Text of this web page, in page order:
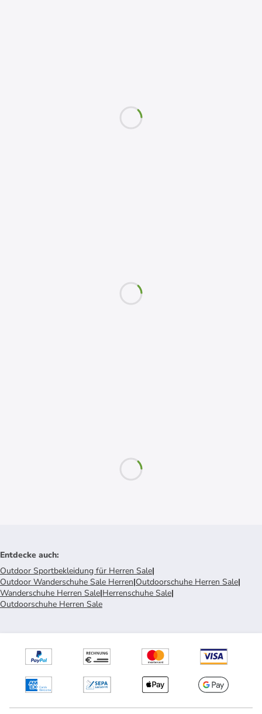
Entdecke auch:
Outdoor Sportbekleidung für Herren Sale|
Outdoor Wanderschuhe Sale Herren|Outdoorschuhe Herren Sale|
Wanderschuhe Herren Sale|Herrenschuhe Sale|
Outdoorschuhe Herren Sale